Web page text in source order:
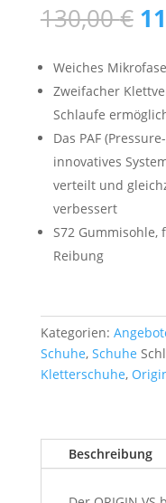
130,00€
Weiches
Zweifacher
Schlaufe
Das PAF
innovatives
verteilt und
verbessert
S72
Reibung
Kategorien:
Schuhe, Schuhe
Kletterschuhe,
Beschreibung